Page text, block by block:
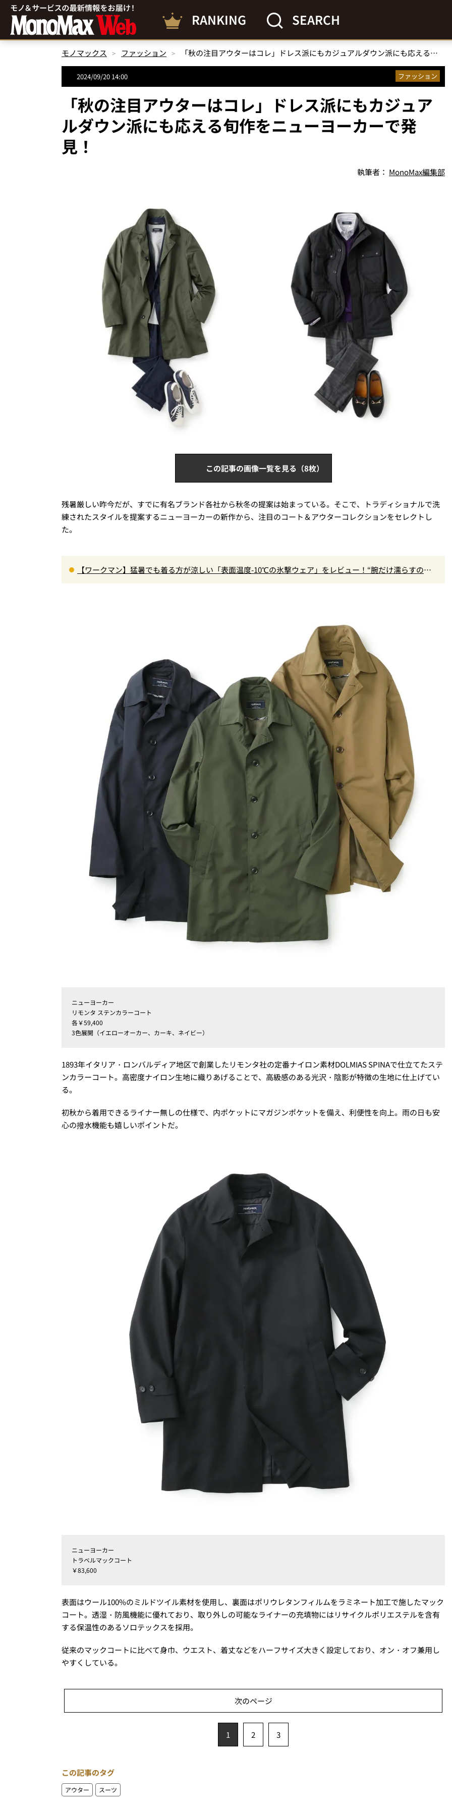
RANKING SEARCH
モノマックス ファッション 「秋の注目アウターはコレ」ドレス派にもカジュアルダウン派にも応える旬作をニューヨーカーで発見！
2024/09/20 14:00 ファッション
「秋の注目アウターはコレ」ドレス派にもカジュア
ルダウン派にも応える旬作をニューヨーカーで発
見！
執筆者： MonoMax編集部
この記事の画像一覧を見る（8枚）
残暑厳しい昨今だが、すでに有名ブランド各社から秋冬の提案は始まっている。そこで、トラディショナルで洗
練されたスタイルを提案するニューヨーカーの新作から、注目のコート＆アウターコレクションをセレクトし
た。
【ワークマン】猛暑でも着る方が涼しい「表面温度-10℃の氷撃ウェア」をレビュー！“腕だけ濡らすのが
ニューヨーカー
リモンタ ステンカラーコート
各￥59,400
3色展開（イエローオーカー、カーキ、ネイビー）
1893年イタリア・ロンバルディア地区で創業したリモンタ社の定番ナイロン素材DOLMIAS SPINAで仕立てたステ
ンカラーコート。高密度ナイロン生地に織りあげることで、高級感のある光沢・陰影が特徴の生地に仕上げてい
る。
初秋から着用できるライナー無しの仕様で、内ポケットにマガジンポケットを備え、利便性を向上。雨の日も安
心の撥水機能も嬉しいポイントだ。
ニューヨーカー
トラベルマックコート
￥83,600
表面はウール100%のミルドツイル素材を使用し、裏面はポリウレタンフィルムをラミネート加工で施したマック
コート。透湿・防風機能に優れており、取り外しの可能なライナーの充填物にはリサイクルポリエステルを含有
する保温性のあるソロテックスを採用。
従来のマックコートに比べて身巾、ウエスト、着丈などをハーフサイズ大きく設定しており、オン・オフ兼用し
やすくしている。
次のページ
1 2 3
この記事のタグ
アウター スーツ